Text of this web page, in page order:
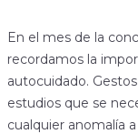
En el mes de la
recordamos la
autocuidado.
estudios que se
cualquier anomalía